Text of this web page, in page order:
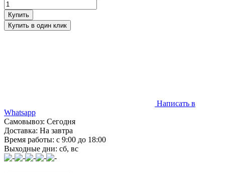
Написать в
Whatsapp
Самовывоз: Сегодня
Доставка: На завтра
Время работы: с 9:00 до 18:00
Выходные дни: сб, вс